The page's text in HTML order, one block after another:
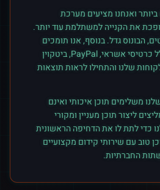
ואנחנו מציעים מערכת
את הקנייה למשתלמת עוד יותר.
הבונוס גדל. בנוסף, אנו תומכים
במגוון אמצעי תשלום כולל כרטיסי אשראי, PayPal, ביטקוין
שלנו והתחילו לראות תוצאות
משלימים תוכן איכותי ואינם
ליצור תוכן מעניין ומקורי
כדי לתת לו את הדחיפה הראשונית
טוב עם שירותי קידום מקצועיים
החברתיות.